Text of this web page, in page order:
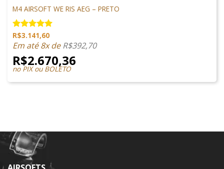
M4 AIRSOFT WE RIS AEG – PRETO
Avaliação
5.00 de 5
R$3.141,60
Em até 8x deR$392,70
R$2.670,36
no PIX ou BOLETO